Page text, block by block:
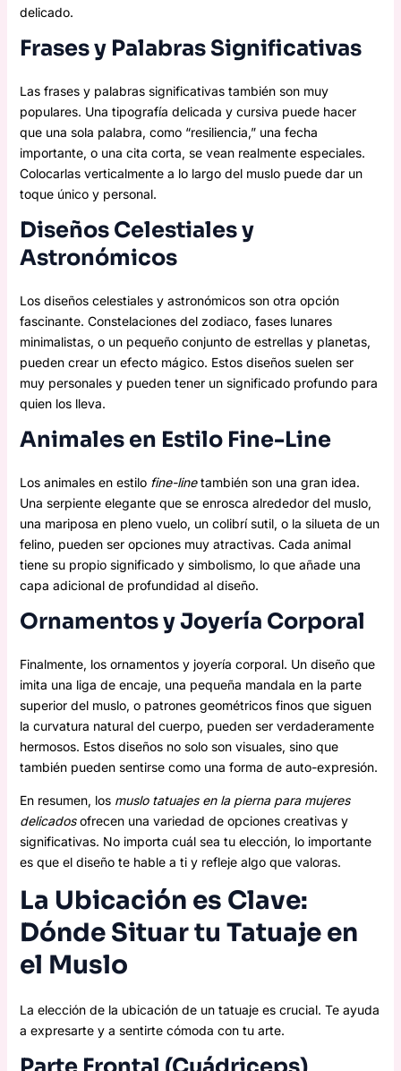
delicado.
Frases y Palabras Significativas
Las frases y palabras significativas también son muy
populares. Una tipografía delicada y cursiva puede hacer
que una sola palabra, como “resiliencia,” una fecha
importante, o una cita corta, se vean realmente especiales.
Colocarlas verticalmente a lo largo del muslo puede dar un
toque único y personal.
Diseños Celestiales y
Astronómicos
Los diseños celestiales y astronómicos son otra opción
fascinante. Constelaciones del zodiaco, fases lunares
minimalistas, o un pequeño conjunto de estrellas y planetas,
pueden crear un efecto mágico. Estos diseños suelen ser
muy personales y pueden tener un significado profundo para
quien los lleva.
Animales en Estilo Fine-Line
Los animales en estilo fine-linetambién son una gran idea.
Una serpiente elegante que se enrosca alrededor del muslo,
una mariposa en pleno vuelo, un colibrí sutil, o la silueta de un
felino, pueden ser opciones muy atractivas. Cada animal
tiene su propio significado y simbolismo, lo que añade una
capa adicional de profundidad al diseño.
Ornamentos y Joyería Corporal
Finalmente, los ornamentos y joyería corporal. Un diseño que
imita una liga de encaje, una pequeña mandala en la parte
superior del muslo, o patrones geométricos finos que siguen
la curvatura natural del cuerpo, pueden ser verdaderamente
hermosos. Estos diseños no solo son visuales, sino que
también pueden sentirse como una forma de auto-expresión.
En resumen, los muslo tatuajes en la pierna para mujeres
delicadosofrecen una variedad de opciones creativas y
significativas. No importa cuál sea tu elección, lo importante
es que el diseño te hable a ti y refleje algo que valoras.
La Ubicación es Clave:
Dónde Situar tu Tatuaje en
el Muslo
La elección de la ubicación de un tatuaje es crucial. Te ayuda
a expresarte y a sentirte cómoda con tu arte.